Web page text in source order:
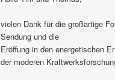
vielen Dank für die großartige
Sendung und die
Eröffung in den energetischen
der moderen